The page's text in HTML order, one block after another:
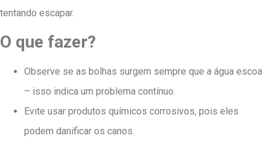
tentando escapar.
O que fazer?
Observe se as bolhas surgem sempre que a água escoa
– isso indica um problema contínuo.
Evite usar produtos químicos corrosivos, pois eles
podem danificar os canos.